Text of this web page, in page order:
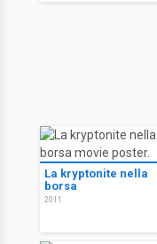
La kryptonite nella
borsa
2011